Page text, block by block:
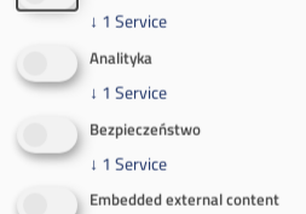
Władze
↓ 1 Service
Analityka
↓ 1 Service
Bezpieczeństwo
↓ 1 Service
Embedded external content